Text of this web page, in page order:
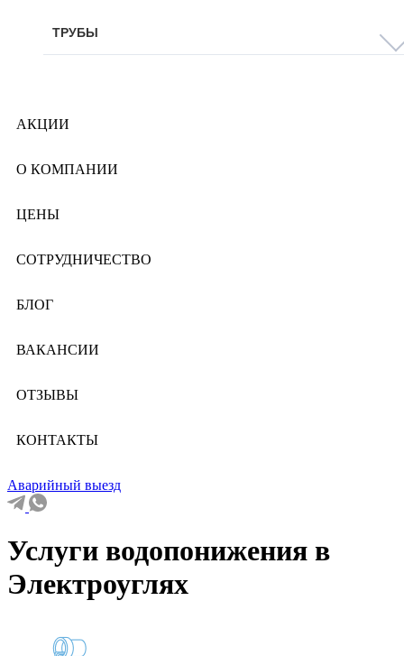
ТРУБЫ
АКЦИИ
О КОМПАНИИ
ЦЕНЫ
СОТРУДНИЧЕСТВО
БЛОГ
ВАКАНСИИ
ОТЗЫВЫ
КОНТАКТЫ
Аварийный выезд
Услуги водопонижения в
Электроуглях